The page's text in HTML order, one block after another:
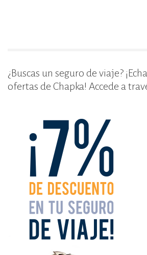
¿Buscas un seguro de viaje?
ofertas de Chapka! Accede a